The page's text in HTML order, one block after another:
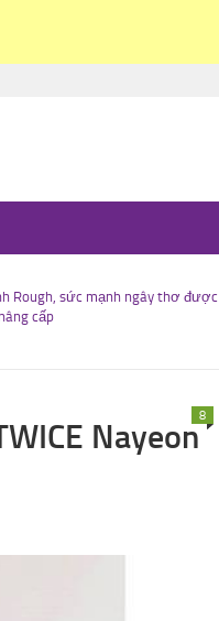
Rough, sức mạnh ngây thơ được
nâng cấp
Nayeon
8